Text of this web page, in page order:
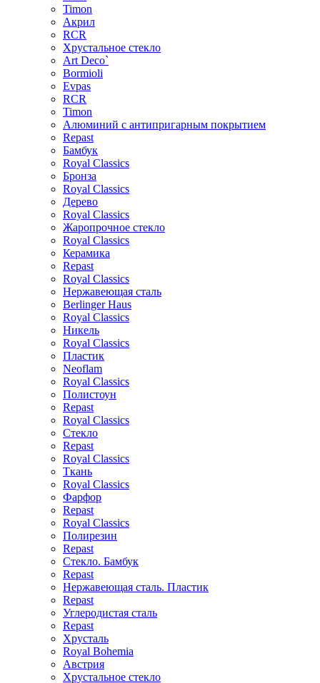
Timon
Акрил
RCR
Хрустальное стекло
Art Deco`
Bormioli
Evpas
RCR
Timon
Алюминий с антипригарным покрытием
Repast
Бамбук
Royal Classics
Бронза
Royal Classics
Дерево
Royal Classics
Жаропрочное стекло
Royal Classics
Керамика
Repast
Royal Classics
Нержавеющая сталь
Berlinger Haus
Royal Classics
Никель
Royal Classics
Пластик
Neoflam
Royal Classics
Полистоун
Repast
Royal Classics
Стекло
Repast
Royal Classics
Ткань
Royal Classics
Фарфор
Repast
Royal Classics
Полирезин
Repast
Стекло. Бамбук
Repast
Нержавеющая сталь. Пластик
Repast
Углеродистая сталь
Repast
Хрусталь
Royal Bohemia
Австрия
Хрустальное стекло